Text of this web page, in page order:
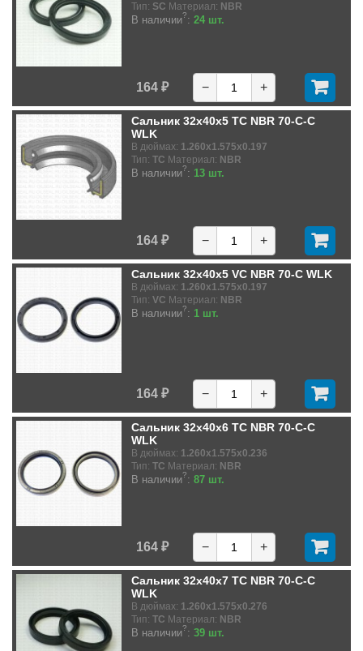
Тип: SC Материал: NBR
В наличии?: 24 шт.
164 ₽ − +
Сальник 32x40x5 TC NBR 70-C-C
WLK
В дюймах: 1.260x1.575x0.197
Тип: TC Материал: NBR
В наличии?: 13 шт.
164 ₽ − +
Сальник 32x40x5 VC NBR 70-C WLK
В дюймах: 1.260x1.575x0.197
Тип: VC Материал: NBR
В наличии?: 1 шт.
164 ₽ − +
Сальник 32x40x6 TC NBR 70-C-C
WLK
В дюймах: 1.260x1.575x0.236
Тип: TC Материал: NBR
В наличии?: 87 шт.
164 ₽ − +
Сальник 32x40x7 TC NBR 70-C-C
WLK
В дюймах: 1.260x1.575x0.276
Тип: TC Материал: NBR
В наличии?: 39 шт.